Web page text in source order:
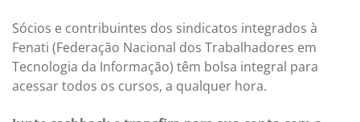
Sócios e contribuintes dos sindicatos integrados à
Fenati (Federação Nacional dos Trabalhadores em
Tecnologia da Informação) têm bolsa integral para
acessar todos os cursos, a qualquer hora.